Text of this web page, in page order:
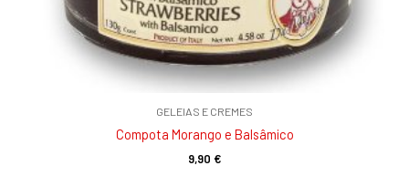
GELEIAS E CREMES
Compota Morango e Balsâmico
9,90 €